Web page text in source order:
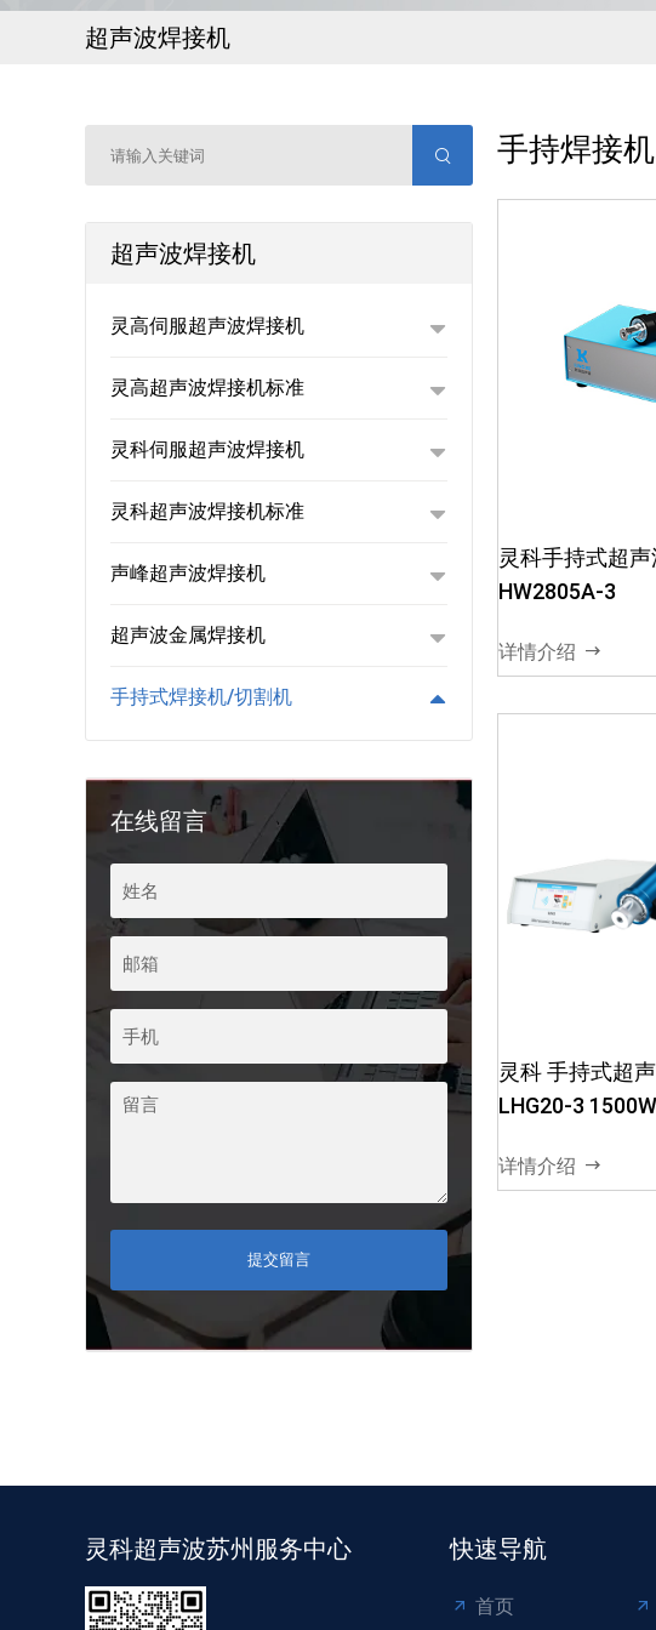
超声波焊接机
超声波焊接机
灵高伺服超声波焊接机
灵高超声波焊接机标准
灵科伺服超声波焊接机
灵科超声波焊接机标准
声峰超声波焊接机
超声波金属焊接机
手持式焊接机/切割机
在线留言
提交留言
手持焊接机
01【智能操作
接机及高频压
材质焊接】20-...
灵科手持式超
HW2805A-3
详情介绍
寸全彩高清触
便捷操作调整
通配手持焊接
用03【多种材
灵科 手持式超
LHG20-3
详情介绍
灵科超声波苏州服务中心 快速导航
首页